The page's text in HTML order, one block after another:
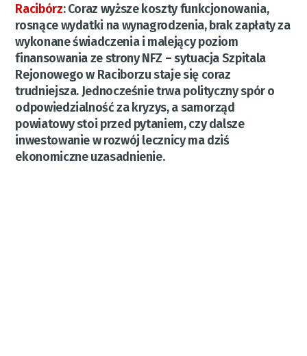
Racibórz:Coraz wyższe koszty funkcjonowania,
rosnące wydatki na wynagrodzenia, brak zapłaty za
wykonane świadczenia i malejący poziom
finansowania ze strony NFZ – sytuacja Szpitala
Rejonowego w Raciborzu staje się coraz
trudniejsza. Jednocześnie trwa polityczny spór o
odpowiedzialność za kryzys, a samorząd
powiatowy stoi przed pytaniem, czy dalsze
inwestowanie w rozwój lecznicy ma dziś
ekonomiczne uzasadnienie.